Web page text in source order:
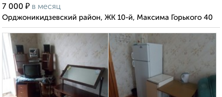
7 000 ₽ в месяц
Орджоникидзевский район, ЖК 10-й, Максима Горького 40